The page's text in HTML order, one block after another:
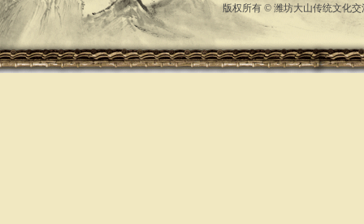
版权所有 © 潍坊大山传统文化交